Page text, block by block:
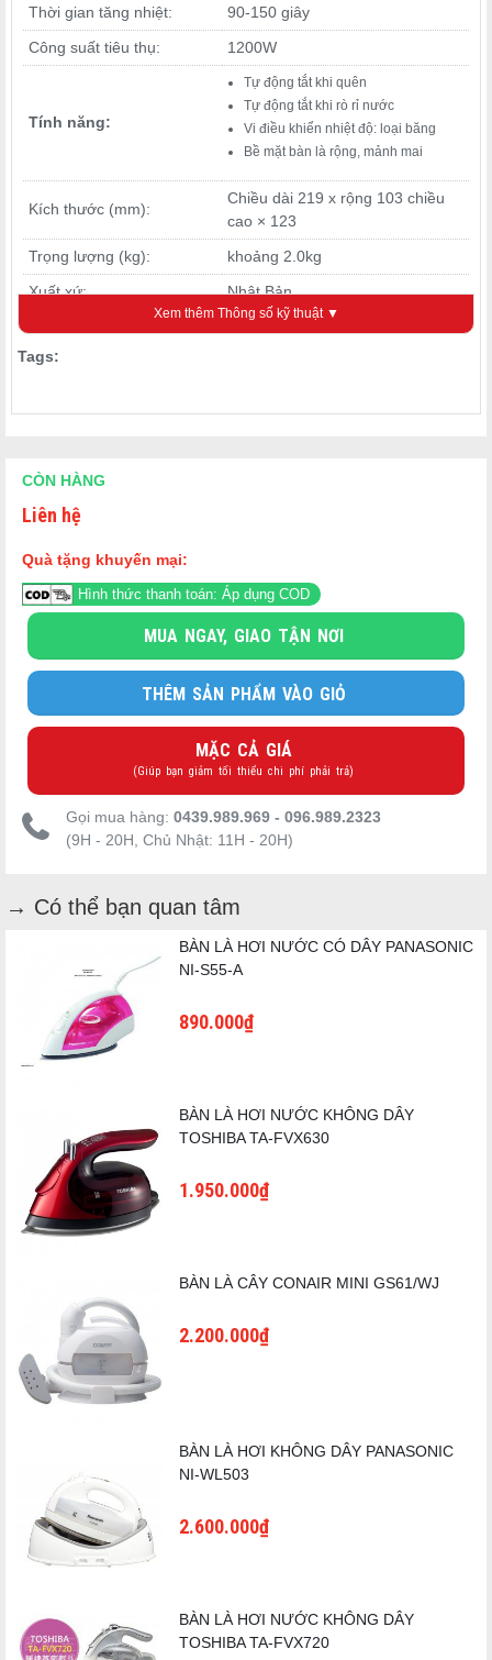
Thời gian tăng nhiệt:
90-150 giây
Công suất tiêu thụ:
1200W
Tính năng:
Tự động tắt khi quên
Tự động tắt khi rò rỉ nước
Vi điều khiển nhiệt độ: loại băng
Bề mặt bàn là rộng, mảnh mai
Kích thước (mm):
Chiều dài 219 x rộng 103 chiều
cao × 123
Trọng lượng (kg):
khoảng 2.0kg
Xuất xứ:
Nhật Bản
Xem thêm Thông số kỹ thuật ▼
Tags:
CÒN HÀNG
Liên hệ
Quà tặng khuyến mại:
Hình thức thanh toán: Áp dụng COD
MUA NGAY, GIAO TẬN NƠI
THÊM SẢN PHẨM VÀO GIỎ
MẶC CẢ GIÁ
(Giúp bạn giảm tối thiểu chi phí phải trả)
Gọi mua hàng: 0439.989.969 - 096.989.2323
(9H - 20H, Chủ Nhật: 11H - 20H)
→ Có thể bạn quan tâm
BÀN LÀ HƠI NƯỚC CÓ DÂY PANASONIC
NI-S55-A
890.000₫
BÀN LÀ HƠI NƯỚC KHÔNG DÂY
TOSHIBA TA-FVX630
1.950.000₫
BÀN LÀ CÂY CONAIR MINI GS61/WJ
2.200.000₫
BÀN LÀ HƠI KHÔNG DÂY PANASONIC
NI-WL503
2.600.000₫
BÀN LÀ HƠI NƯỚC KHÔNG DÂY
TOSHIBA TA-FVX720